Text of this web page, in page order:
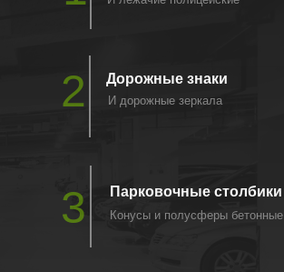
И дорожные зеркала
Дорожные знаки
Конусы и полусферы бетонные
Парковочные столбики
2
3